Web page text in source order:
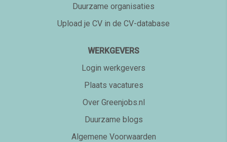
Duurzame organisaties
Upload je CV in de CV-database
WERKGEVERS
Login werkgevers
Plaats vacatures
Over Greenjobs.nl
Duurzame blogs
Algemene Voorwaarden